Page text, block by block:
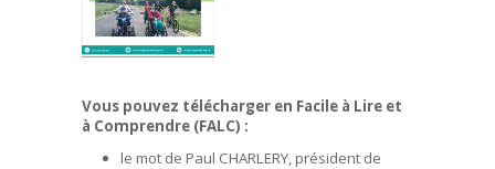
Vous pouvez télécharger en Facile à Lire et
à Comprendre (FALC) :
le mot de Paul CHARLERY, président de